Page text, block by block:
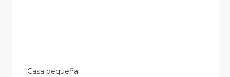
Casa pequeña